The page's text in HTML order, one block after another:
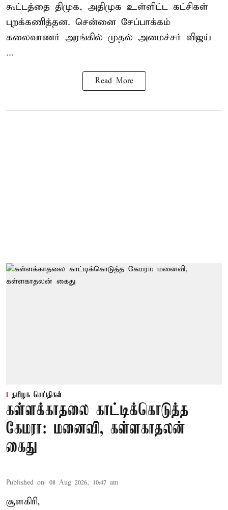
கூட்டத்தை திமுக, அதிமுக உள்ளிட்ட கட்சிகள்
புறக்கணித்தன. சென்னை சேப்பாக்கம்
கலைவாணர் அரங்கில் முதல் அமைச்சர் விஜய்
...
Read More
தமிழக செய்திகள்
கள்ளக்காதலை காட்டிக்கொடுத்த
கேமரா: மனைவி, கள்ளகாதலன்
கைது
Published on: 08 Aug 2026, 10:47 am
சூளகிரி,